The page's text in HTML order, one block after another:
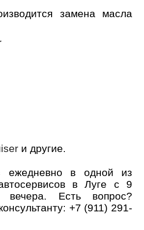
замена масла
и другие.
ежедневно в одной из
в Луге с 9
Есть вопрос?
+7 (911) 291-